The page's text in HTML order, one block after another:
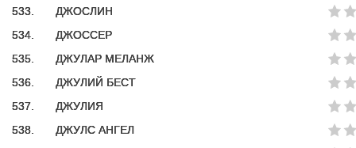
533.
ДЖОСЛИН
534.
ДЖОССЕР
535.
ДЖУЛАР МЕЛАНЖ
536.
ДЖУЛИЙ БЕСТ
537.
ДЖУЛИЯ
538.
ДЖУЛС АНГЕЛ